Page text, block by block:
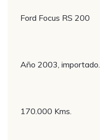
Ford Focus RS 200
Año 2003, importado.
170.000 Kms.